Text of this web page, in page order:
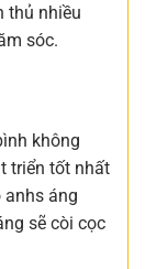
thủ nhiều
sóc.
không
triển tốt nhất
áng
sẽ còi cọc